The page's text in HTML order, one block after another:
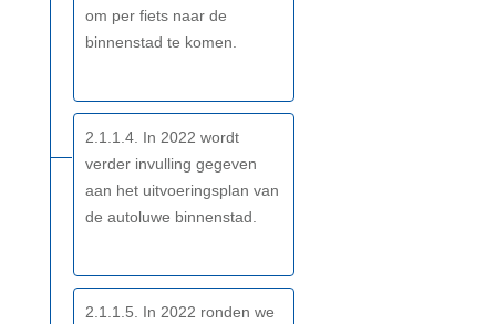
om per fiets naar de
binnenstad te komen.
2.1.1.4. In 2022 wordt
verder invulling gegeven
aan het uitvoeringsplan van
de autoluwe binnenstad.
2.1.1.5. In 2022 ronden we